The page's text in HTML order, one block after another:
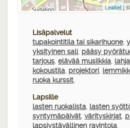
Leaflet|
Lisäpalvelut
tupakointitila tai sikarihuone,
yksityinen sali, pääsy
tarjous, elävää musiikkia,
kokoustila, projektori,
ruoka kurssit,
Lapsille
lasten ruokalista, lasten
syntymäpäivät, värityskirjat,
lapsiystävällinen ravintola,